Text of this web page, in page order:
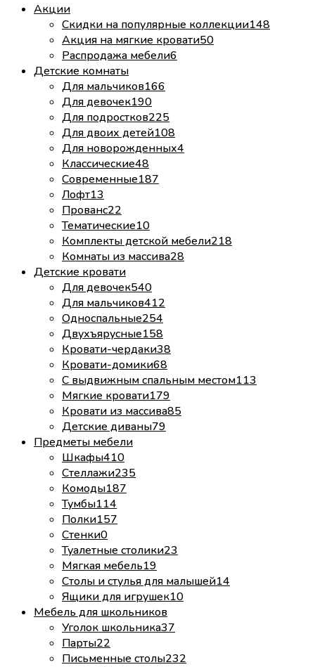
Акции
Скидки на популярные коллекции148
Акция на мягкие кровати50
Распродажа мебели6
Детские комнаты
Для мальчиков166
Для девочек190
Для подростков225
Для двоих детей108
Для новорожденных4
Классические48
Современные187
Лофт13
Прованс22
Тематические10
Комплекты детской мебели218
Комнаты из массива28
Детские кровати
Для девочек540
Для мальчиков412
Односпальные254
Двухъярусные158
Кровати-чердаки38
Кровати-домики68
С выдвижным спальным местом113
Мягкие кровати179
Кровати из массива85
Детские диваны79
Предметы мебели
Шкафы410
Стеллажи235
Комоды187
Тумбы114
Полки157
Стенки0
Туалетные столики23
Мягкая мебель19
Столы и стулья для малышей14
Ящики для игрушек10
Мебель для школьников
Уголок школьника37
Парты22
Письменные столы232